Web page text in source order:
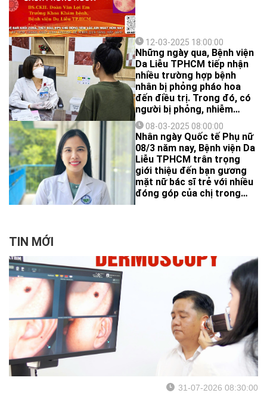
12-03-2025 18:00:00
Những ngày qua, Bệnh viện
Da Liễu TPHCM tiếp nhận
nhiều trường hợp bệnh
nhân bị phỏng pháo hoa
đến điều trị. Trong đó, có
người bị phỏng, nhiễm
trùng vết thương kéo dài
từ trong tết, có bệnh nhân
phỏng do người nhà…nổi
hứng đốt pháo hoa.
08-03-2025 08:00:00
Nhân ngày Quốc tế Phụ nữ
08/3 năm nay, Bệnh viện Da
Liễu TPHCM trân trọng
giới thiệu đến bạn gương
mặt nữ bác sĩ trẻ với nhiều
đóng góp của chị trong
TIN MỚI
31-07-2026 08:30:00